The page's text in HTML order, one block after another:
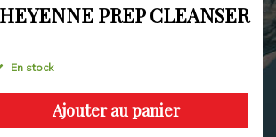
PREP CLEANSER
En stock
Ajouter au panier